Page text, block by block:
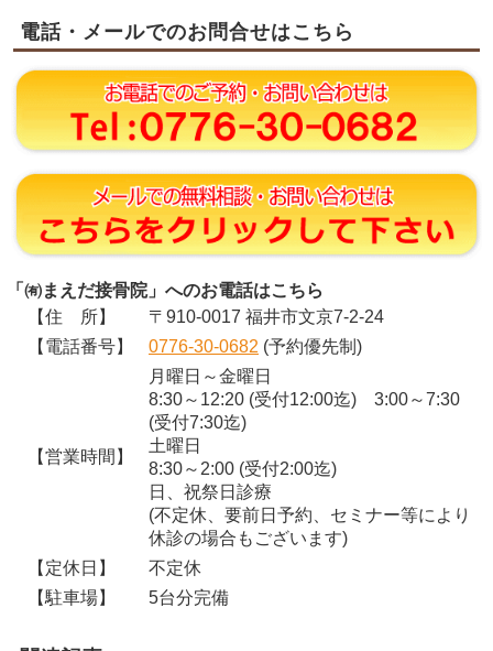
電話・メールでのお問合せはこちら
「㈲まえだ接骨院」へのお電話はこちら
【住 所】
〒910-0017 福井市文京7-2-24
【電話番号】
0776-30-0682 (予約優先制)
【営業時間】
月曜日～金曜日
8:30～12:20 (受付12:00迄) 3:00～7:30
(受付7:30迄)
土曜日
8:30～2:00 (受付2:00迄)
日、祝祭日診療
(不定休、要前日予約、セミナー等により
休診の場合もございます)
【定休日】
不定休
【駐車場】
5台分完備